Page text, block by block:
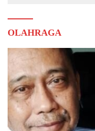
OLAHRAGA